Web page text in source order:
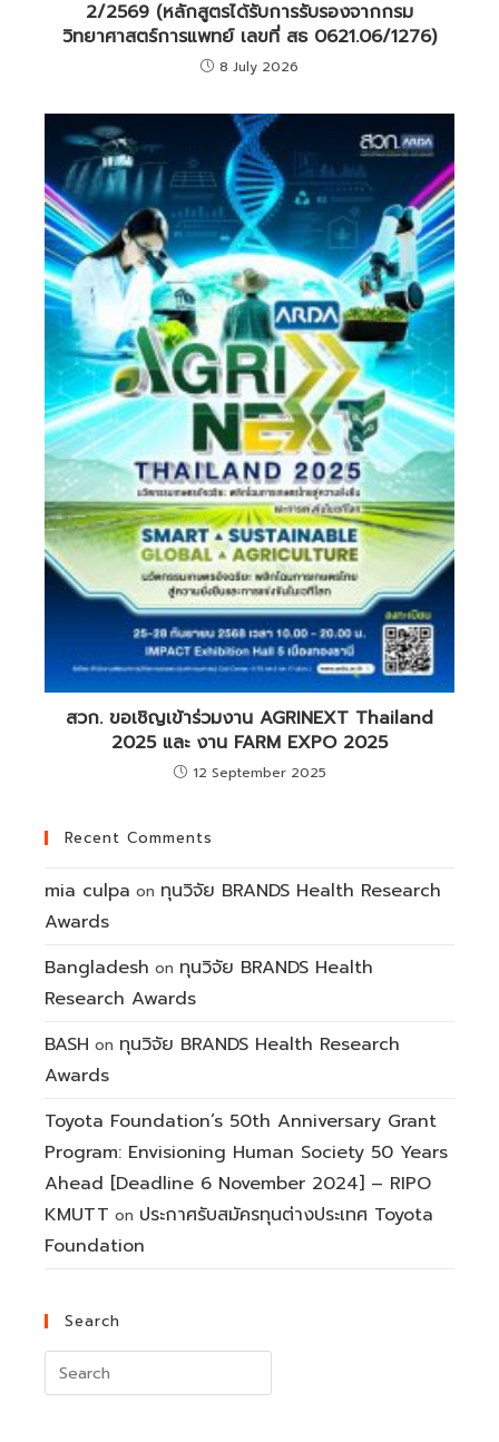
2/2569 (หลักสูตรได้รับการรับรองจากกรม
วิทยาศาสตร์การแพทย์ เลขที่ สธ 0621.06/1276)
8 July 2026
สวก. ขอเชิญเข้าร่วมงาน AGRINEXT Thailand
2025 และ งาน FARM EXPO 2025
12 September 2025
Recent Comments
mia culpa on ทุนวิจัย BRANDS Health Research
Awards
Bangladesh on ทุนวิจัย BRANDS Health
Research Awards
BASH on ทุนวิจัย BRANDS Health Research
Awards
Toyota Foundation’s 50th Anniversary Grant
Program: Envisioning Human Society 50 Years
Ahead [Deadline 6 November 2024] – RIPO
KMUTT on ประกาศรับสมัครทุนต่างประเทศ Toyota
Foundation
Search
Search
for: